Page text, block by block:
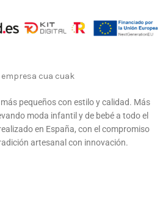
pequeños con estilo y calidad. Más
moda infantil y de bebé a todo el
en España, con el compromiso
artesanal con innovación.